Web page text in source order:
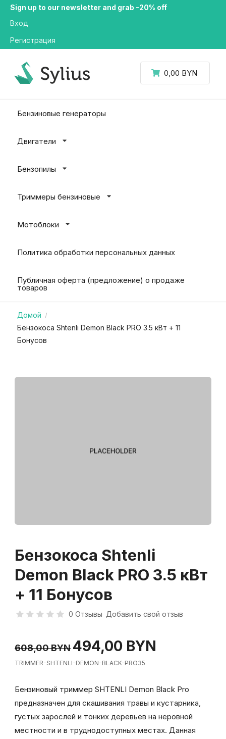
Sign up to our newsletter and grab -20% off
Вход
Регистрация
0,00 BYN
Бензиновые генераторы
Двигатели
Бензопилы
Триммеры бензиновые
Мотоблоки
Политика обработки персональных данных
Публичная оферта (предложение) о продаже
товаров
Домой /
Бензокоса Shtenli Demon Black PRO 3.5 кВт + 11
Бонусов
Бензокоса Shtenli
Demon Black PRO 3.5 кВт
+ 11 Бонусов
0 Отзывы Добавить свой отзыв
608,00 BYN 494,00 BYN
TRIMMER-SHTENLI-DEMON-BLACK-PRO35
Бензиновый триммер SHTENLI Demon Black Pro
предназначен для скашивания травы и кустарника,
густых зарослей и тонких деревьев на неровной
местности и в труднодоступных местах. Данная